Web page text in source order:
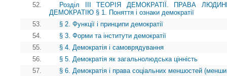
52.
Розділ III ТЕОРІЯ ДЕМОКРАТІЇ. ПРАВА
ДЕМОКРАТІЮ § 1. Поняття і ознаки демократії
53.
§ 2. Функції і принципи демократії
54.
§ 3. Форми та інститути демократії
55.
§ 4. Демократія і самоврядування
56.
§ 5. Демократія як загальнолюдська цінність
57.
§ 6. Демократія і права соціальних меншостей